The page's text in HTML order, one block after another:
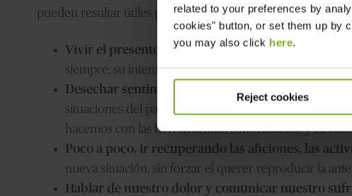
related to your preferences by
cookies" button, or set them up by
you may also click here.
Reject cookies
pueden resultar útiles para superar el dolor y poder seguir
Vivir el presente y mirar hacia adelante. Aunque los
siempre, su intensidad y frecuencia irán
Desechar sentimientos de culpabilidad
.
situaciones del pasado, pero es en el presente
hacemos con las herramientas, conocimiento y
Poco a poco, ir recuperando las aficiones, las
nueva situación, sin forzar el querer reproducir la
Hablar de nuestro dolor y comunicar nuestro